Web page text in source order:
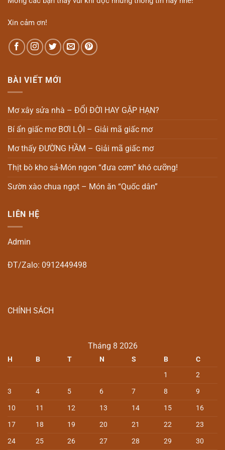
Xin cảm ơn!
BÀI VIẾT MỚI
Mơ xây sửa nhà – ĐỔI ĐỜI HAY GẶP HẠN?
Bí ẩn giấc mơ BƠI LỘI – Giải mã giấc mơ
Mơ thấy ĐƯỜNG HẦM – Giải mã giấc mơ
Thịt bò kho sả-Món ngon “đưa cơm” khó cưỡng!
Sườn xào chua ngọt – Món ăn “Quốc dân”
LIÊN HỆ
Admin
ĐT/Zalo: 0912449498
CHÍNH SÁCH
Tháng 8 2026
H B T N S B
C
1
2
3
4 5 6 7 8
9
10
11 12 13 14 15
16
17
18 19 20 21 22
23
24
25 26 27 28 29 30